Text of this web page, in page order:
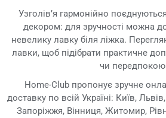
Узголів’я гармонійно
декором: для зручності можна
невелику лавку біля ліжка.
лавки, щоб підібрати практичне
чи
Home-Club пропонує зручне
доставку по всій Україні: Київ,
Запоріжжя, Вінниця, Житомир,